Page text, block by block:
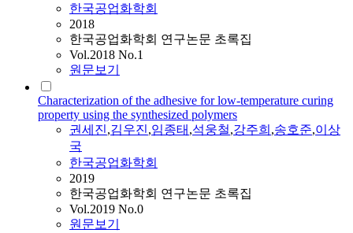
한국공업화학회
2018
한국공업화학회 연구논문 초록집
Vol.2018 No.1
원문보기
Characterization of the adhesive for low-temperature curing
property using the synthesized polymers
권세진,김우진,임종태 ,석웅철,강주희 ,송호준,이상
국
한국공업화학회
2019
한국공업화학회 연구논문 초록집
Vol.2019 No.0
원문보기